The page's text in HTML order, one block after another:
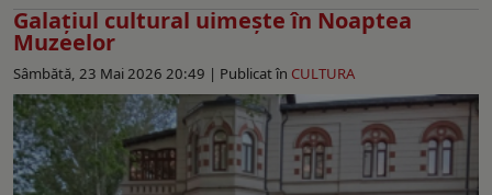
Galațiul cultural uimește în Noaptea
Muzeelor
Sâmbătă, 23 Mai 2026 20:49 | Publicat în CULTURA